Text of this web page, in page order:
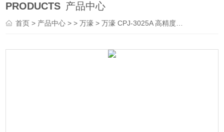
PRODUCTS 产品中心
首页> 产品中心 > >万濠 > 万濠 CPJ-3025A 高精度测量投影仪